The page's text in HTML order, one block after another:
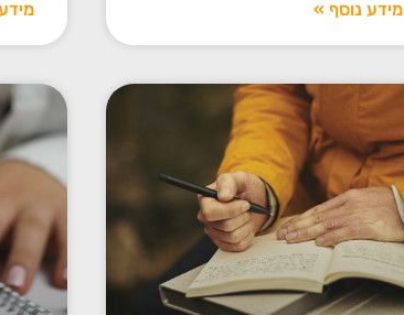
מידע נוסף »